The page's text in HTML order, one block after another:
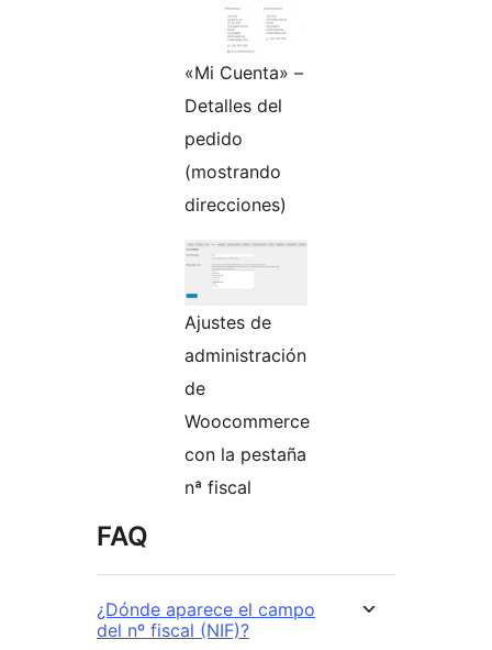
«Mi Cuenta» –
Detalles del
pedido
(mostrando
direcciones)
Ajustes de
administración
de
Woocommerce
con la pestaña
nª fiscal
FAQ
¿Dónde aparece el campo
del nº fiscal (NIF)?